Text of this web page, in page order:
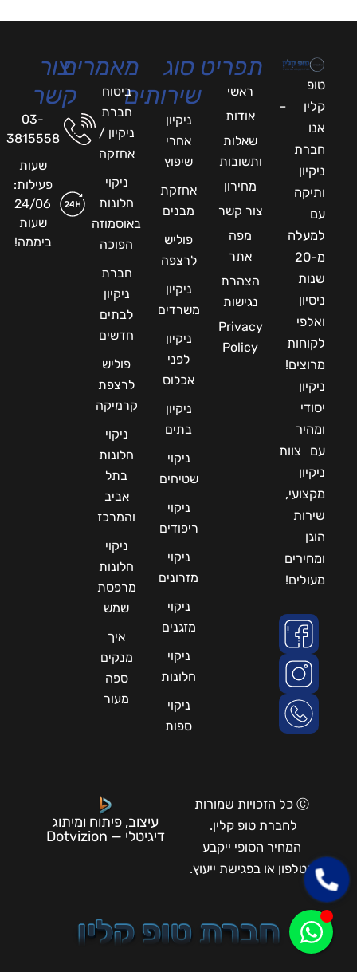
טופ
קלין –
אנו
חברת
ניקיון
ותיקה
עם
למעלה
מ-20
שנות
ניסיון
ואלפי
לקוחות
מרוצים!
ניקיון
יסודי
ומהיר
עם צוות
ניקיון
מקצועי,
שירות
הוגן
ומחירים
מעולים!
תפריט
ראשי
אודות
שאלות
ותשובות
מחירון
צור קשר
מפה
אתר
הצהרת
נגישות
Privacy
Policy
סוג
שירותים
ניקיון
אחרי
שיפוץ
אחזקת
מבנים
פוליש
לרצפה
ניקיון
משרדים
ניקיון
לפני
אכלוס
ניקיון
בתים
ניקוי
שטיחים
ניקוי
ריפודים
ניקוי
מזרונים
ניקוי
מזגנים
ניקוי
חלונות
ניקוי
ספות
מאמרים
ביטוח
חברת
ניקיון /
אחזקה
ניקוי
חלונות
באוסמוזה
הפוכה
חברת
ניקיון
לבתים
חדשים
פוליש
לרצפת
קרמיקה
ניקוי
חלונות
בתל
אביב
והמרכז
ניקוי
חלונות
מרפסת
שמש
איך
מנקים
ספה
מעור
צור
קשר
03-
3815558
שעות
פעילות:
24/06
שעות
ביממה!
Ⓒ כל הזכויות שמורות
לחברת טופ קלין.
המחיר הסופי ייקבע
בטלפון או בפגישת ייעוץ.
עיצוב, פיתוח ומיתוג
דיגיטלי — Dotvizion
חברת טופ קלין